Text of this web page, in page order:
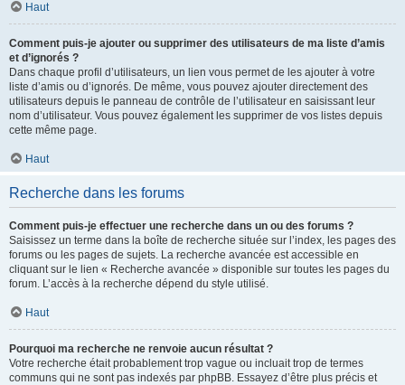
Haut
Comment puis-je ajouter ou supprimer des utilisateurs de ma liste d’amis
et d’ignorés ?
Dans chaque profil d’utilisateurs, un lien vous permet de les ajouter à votre
liste d’amis ou d’ignorés. De même, vous pouvez ajouter directement des
utilisateurs depuis le panneau de contrôle de l’utilisateur en saisissant leur
nom d’utilisateur. Vous pouvez également les supprimer de vos listes depuis
cette même page.
Haut
Recherche dans les forums
Comment puis-je effectuer une recherche dans un ou des forums ?
Saisissez un terme dans la boîte de recherche située sur l’index, les pages des
forums ou les pages de sujets. La recherche avancée est accessible en
cliquant sur le lien « Recherche avancée » disponible sur toutes les pages du
forum. L’accès à la recherche dépend du style utilisé.
Haut
Pourquoi ma recherche ne renvoie aucun résultat ?
Votre recherche était probablement trop vague ou incluait trop de termes
communs qui ne sont pas indexés par phpBB. Essayez d’être plus précis et